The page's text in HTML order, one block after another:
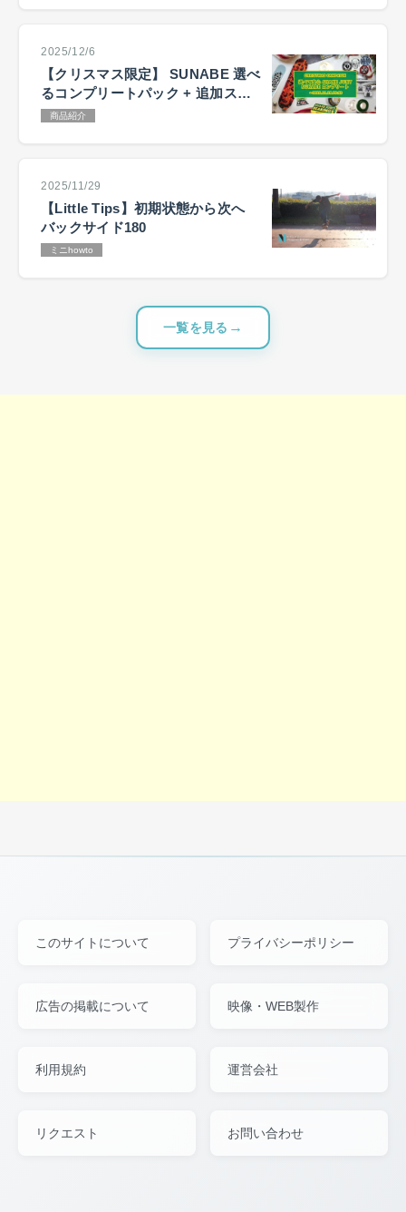
2025/12/6
【クリスマス限定】 SUNABE 選べ
るコンプリートパック + 追加ステ
ッカーキャンペーン
商品紹介
2025/11/29
【Little Tips】初期状態から次へ
バックサイド180
ミニhowto
一覧を見る
このサイトについて プライバシーポリシー
広告の掲載について 映像・WEB製作
利用規約 運営会社
リクエスト お問い合わせ